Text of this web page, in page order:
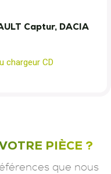
Captur, DACIA
chargeur CD
PIÈCE ?
que nous